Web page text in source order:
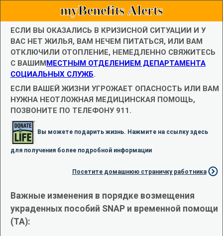
myBenefits Alerts
ЕСЛИ ВЫ ОКАЗАЛИСЬ В КРИЗИСНОЙ СИТУАЦИИ И У
ВАС НЕТ ЖИЛЬЯ, ВАМ НЕЧЕМ ПИТАТЬСЯ, ИЛИ ВАМ
ОТКЛЮЧИЛИ ОТОПЛЕНИЕ, НЕМЕДЛЕННО СВЯЖИТЕСЬ
С ВАШИММЕСТНЫМ ОТДЕЛЕНИЕМ ДЕПАРТАМЕНТА
СОЦИАЛЬНЫХ СЛУЖБ.
ЕСЛИ ВАШЕЙ ЖИЗНИ УГРОЖАЕТ ОПАСНОСТЬ ИЛИ ВАМ
НУЖНА НЕОТЛОЖНАЯ МЕДИЦИНСКАЯ ПОМОЩЬ,
ПОЗВОНИТЕ ПО ТЕЛЕФОНУ 911.
Вы можете подарить жизнь. Нажмите на ссылку здесь
для получения более подробной информации
Посетите домашнюю страничку работника
Важные изменения в порядке возмещения
украденных пособий SNAP и временной помощи
(TA):